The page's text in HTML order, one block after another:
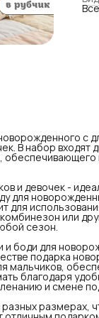
Не
с
В набор
и девочек -
для
для
или
сезон.
боди для
подарка
мальчиков,
благодаря
и смене
размерах,